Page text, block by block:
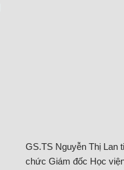
GS.TS Nguyễn Thị Lan
chức Giám đốc Học